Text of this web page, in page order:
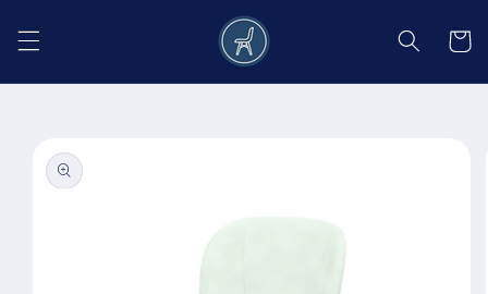
conținut
Coș
informațiile
despre
produs